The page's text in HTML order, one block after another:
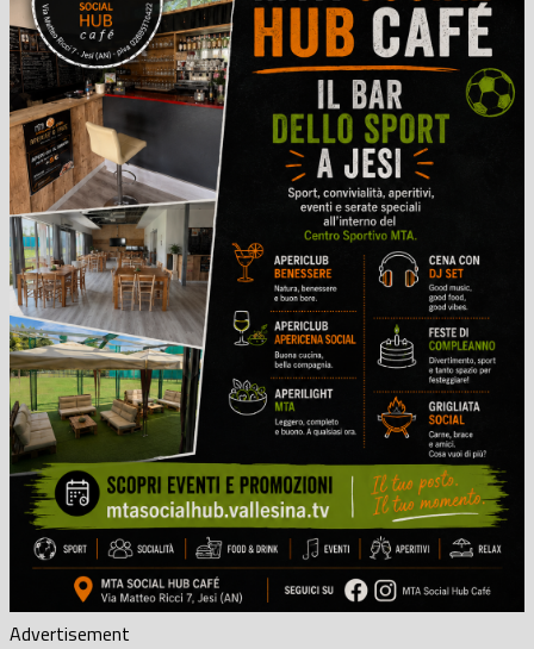
Advertisement